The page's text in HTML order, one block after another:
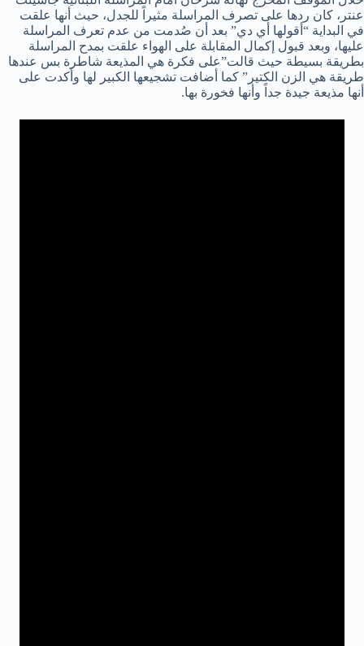
عنتر، كان ردها على تصرف المراسلة مثيراً للجدل، حيث أنها علقت
في البداية “أقولها أي دي” بعد أن صُدمت من عدم تعرف المراسلة
عليها، وبعد قبول إكمال المقابلة على الهواء علقت بمدح المراسلة
بطريقة بسيطة حيث قالت”على فكرة هي المذيعة شاطرة بس عندها
طريقة هي الزن الكتير” كما أضافت تشجيعها الكبير لها وأكدت على
أنها مذيعة جيدة جداً وأنها فخورة بها.